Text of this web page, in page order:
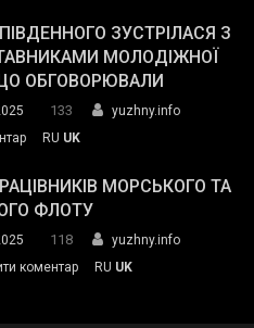
окупанти.
Маємо
діяти
команда
Південного
провів
інспекцію
укриття
ЗУСТРІЛАСЯ З
МОЛОДІЖНОЇ
ОБГОВОРЮВАЛИ
133
yuzhny.info
до
Південного
зустрілася
представниками
молодіжної
RU UK
МОРСЬКОГО ТА
ФЛОТУ
118
yuzhny.info
коментарon
RU UK